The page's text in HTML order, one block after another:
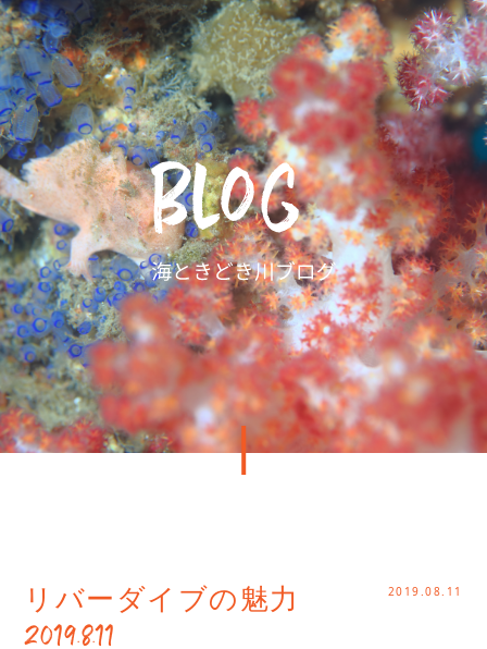
リバーダイブの魅力
2019.8.11
2019.08.11